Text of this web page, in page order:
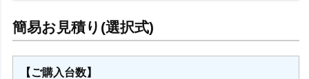
【ご購入台数】